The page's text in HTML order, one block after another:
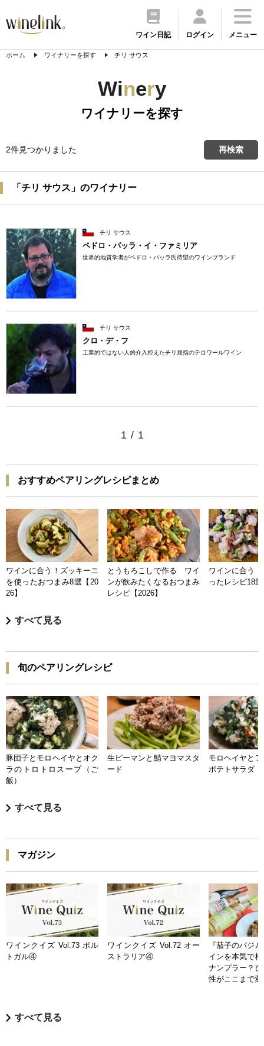
ワイン日記 ログイン メニュー
ホーム ワイナリーを探す チリ サウス
Winery
ワイナリーを探す
2件見つかりました 再検索
「チリ サウス」のワイナリー
チリ サウス
ペドロ・パッラ・イ・ファミリア
世界的地質学者がペドロ・パッラ氏待望のワインブランド
チリ サウス
クロ・デ・フ
工業的ではない人的介入控えたチリ屈指のテロワールワイン
1 / 1
おすすめペアリングレシピまとめ
ワインに合う！ズッキーニ
を使ったおつまみ8選【20
26】
とうもろこしで作る ワイ
ンが飲みたくなるおつまみ
レシピ【2026】
ワインに合う
ったレシピ18
すべて見る
旬のペアリングレシピ
豚団子とモロヘイヤとオク
ラのトロトロスープ（ご
飯）
生ピーマンと鯖マヨマスタ
ード
モロヘイヤと
ポテトサラダ
すべて見る
マガジン
ワインクイズ Vol.73 ポル
トガル④
ワインクイズ Vol.72 オー
ストラリア④
『茄子のバジ
インを本気で
ナンプラー？
性がここまで
すべて見る